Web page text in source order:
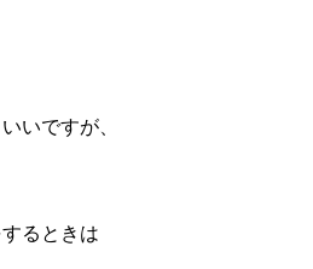
いですが、
るときは